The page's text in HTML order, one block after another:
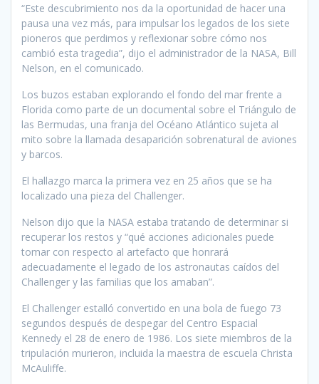
“Este descubrimiento nos da la oportunidad de hacer una
pausa una vez más, para impulsar los legados de los siete
pioneros que perdimos y reflexionar sobre cómo nos
cambió esta tragedia”, dijo el administrador de la NASA, Bill
Nelson, en el comunicado.
Los buzos estaban explorando el fondo del mar frente a
Florida como parte de un documental sobre el Triángulo de
las Bermudas, una franja del Océano Atlántico sujeta al
mito sobre la llamada desaparición sobrenatural de aviones
y barcos.
El hallazgo marca la primera vez en 25 años que se ha
localizado una pieza del Challenger.
Nelson dijo que la NASA estaba tratando de determinar si
recuperar los restos y “qué acciones adicionales puede
tomar con respecto al artefacto que honrará
adecuadamente el legado de los astronautas caídos del
Challenger y las familias que los amaban”.
El Challenger estalló convertido en una bola de fuego 73
segundos después de despegar del Centro Espacial
Kennedy el 28 de enero de 1986. Los siete miembros de la
tripulación murieron, incluida la maestra de escuela Christa
McAuliffe.